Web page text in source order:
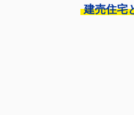
建売住宅